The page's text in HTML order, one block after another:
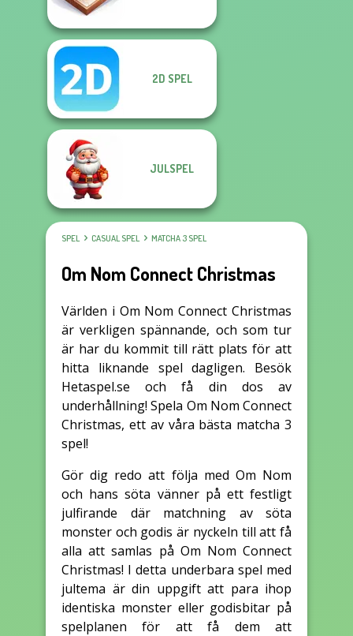
2D SPEL
JULSPEL
SPEL CASUAL SPEL MATCHA 3 SPEL
Om Nom Connect Christmas
Världen i Om Nom Connect Christmas
är verkligen spännande, och som tur
är har du kommit till rätt plats för att
hitta liknande spel dagligen. Besök
Hetaspel.se och få din dos av
underhållning! Spela Om Nom Connect
Christmas, ett av våra bästa matcha 3
spel!
Gör dig redo att följa med Om Nom
och hans söta vänner på ett festligt
julfirande där matchning av söta
monster och godis är nyckeln till att få
alla att samlas på Om Nom Connect
Christmas! I detta underbara spel med
jultema är din uppgift att para ihop
identiska monster eller godisbitar på
spelplanen för att få dem att